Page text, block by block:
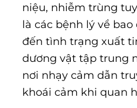
niệu, nhiễm trùng
là các bệnh lý về
đến tình trạng xuất
dương vật tập trung
nơi nhạy cảm dẫn
khoái cảm khi quan